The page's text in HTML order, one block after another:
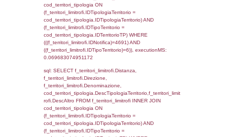
sql: SELECT
SEPARATOR '; ') AS DescAltro,
f_territori_limitrofi INNER JOIN
(f_territori_limitrofi.IDTipologiaTerritorio =
f_territori_limitrofi.IDTipoTerritorio =
cod_territori_tipologia.IDTerritorioTP )
((f_territori_limitrofi.IDNotifica) = 4691 ) AND
cod_territori_tipologia.IDTerritorioTP = 1)
executionMS: 0.052029132843018